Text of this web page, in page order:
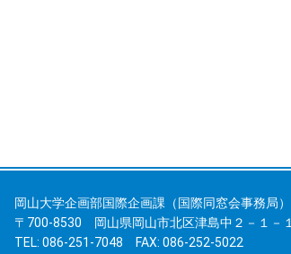
岡山大学企画部国際企画課（国際同窓会事務局）
〒700-8530 岡山県岡山市北区津島中２－１－１
TEL: 086-251-7048 FAX: 086-252-5022